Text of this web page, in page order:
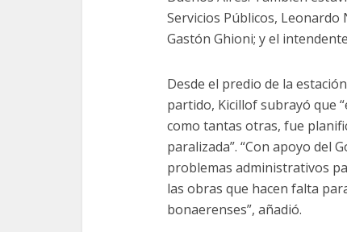
Servicios Públicos,
Gastón Ghioni; y el
Desde el predio de la
partido, Kicillof subrayó que
como tantas otras, fue
paralizada”. “Con apoyo del
problemas administrativos
las obras que hacen falta
bonaerenses”, añadió.